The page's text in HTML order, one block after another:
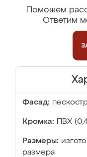
Поможем
Ответим
Фасад:
Кромка: ПВХ
Размеры:
размера